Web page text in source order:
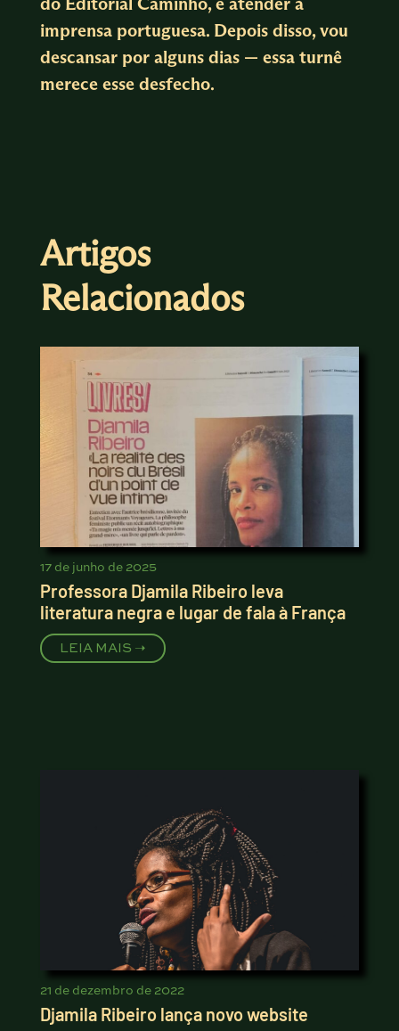
imprensa portuguesa. Depois disso, vou
descansar por alguns dias — essa turnê
merece esse desfecho.
Artigos
Relacionados
17 de junho de 2025
Professora Djamila Ribeiro leva
literatura negra e lugar de fala à França
LEIA MAIS ➝
21 de dezembro de 2022
Djamila Ribeiro lança novo website